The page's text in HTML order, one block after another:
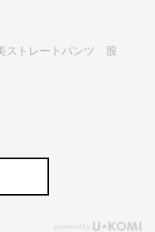
ストレートパンツ 股